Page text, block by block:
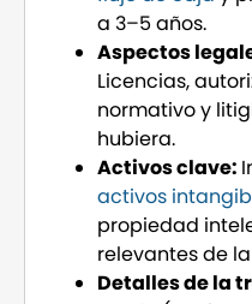
a 3–5 años.
Aspectos
Licencias,
normativo y
hubiera.
Activos clave:
activos
propiedad
relevantes de
Detalles de la